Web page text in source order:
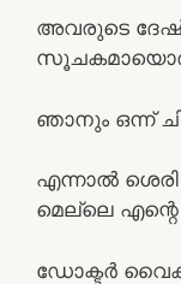
അവരുടെ
സൂചകമായൊരു
ഞാനും ഒന്ന്
എന്നാൽ
മെല്ലെ
ഡോക്ടർ